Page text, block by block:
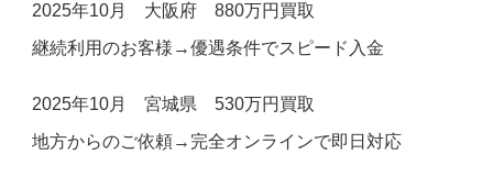
2025年10月 大阪府 880万円買取
継続利用のお客様→優遇条件でスピード入金
2025年10月 宮城県 530万円買取
地方からのご依頼→完全オンラインで即日対応